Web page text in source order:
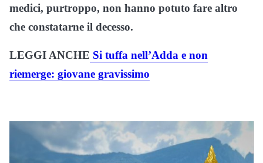
medici, purtroppo, non hanno potuto fare altro
che constatarne il decesso.
LEGGI ANCHE Si tuffa nell’Adda e non
riemerge: giovane gravissimo